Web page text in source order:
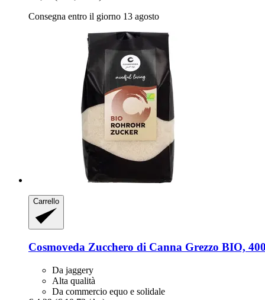
Consegna entro il giorno 13 agosto
Carrello
Cosmoveda Zucchero di Canna Grezzo BIO,
Da jaggery
Alta qualità
Da commercio equo e solidale